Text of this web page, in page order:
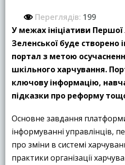
Переглядів: 199
У межах ініціативи
Зеленської буде створено
портал з метою
шкільного харчування.
ключову інформацію,
підказки про реформу
Основне завдання
інформуванні управлінців,
про зміни в системі
практики організації